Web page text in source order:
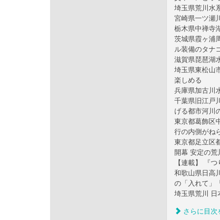
埼玉県荒川水
宮崎県一ツ瀬
栃木県中禅寺
茨城県霞ヶ浦
ル装備のタナ
滋賀県琵琶湖
埼玉県東松山
楽しめる
兵庫県加古川
千葉県旧江戸
げる都市河川
東京都葛飾区
行の内側がね
東京都足立区
開幕 安定の
【連載】 『
和歌山県日高
の「入れて」
埼玉県荒川 日
さらに目次